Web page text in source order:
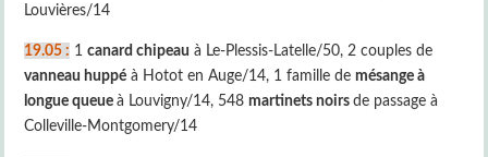
Louvières/14
19.05 : 1canard chipeau à Le-Plessis-Latelle/50, 2 couples de
vanneau huppé à Hotot en Auge/14, 1 famille demésange à
longue queueà Louvigny/14, 548martinets noirsde passage à
Colleville-Montgomery/14